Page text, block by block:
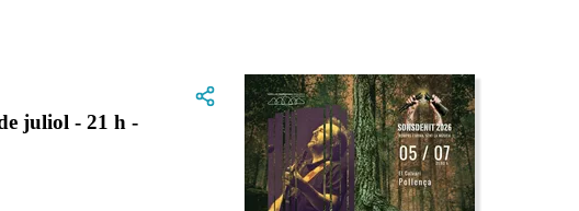
juliol - 21 h -